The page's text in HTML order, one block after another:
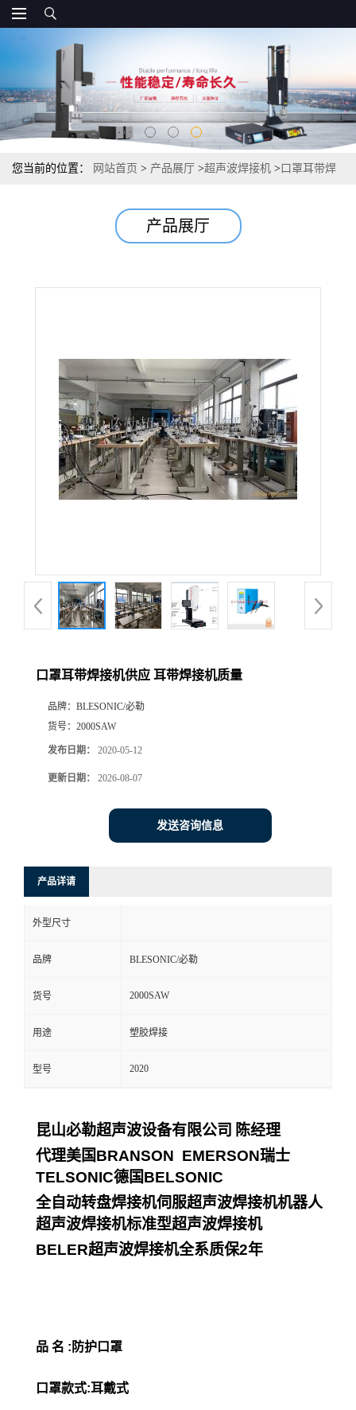
您当前的位置： 网站首页 > 产品展厅 >超声波焊接机 > 口罩耳带焊
产品展厅
口罩耳带焊接机供应 耳带焊接机质量
品牌： BLESONIC/必勒
货号： 2000SAW
发布日期： 2020-05-12
更新日期： 2026-08-07
发送咨询信息
产品详请
外型尺寸
品牌 BLESONIC/必勒
货号 2000SAW
用途 塑胶焊接
型号 2020
昆山必勒超声波设备有限公司 陈经理
代理美国BRANSON EMERSON瑞士
TELSONIC德国BELSONIC
全自动转盘焊接机伺服超声波焊接机机器人
超声波焊接机标准型超声波焊接机
BELER超声波焊接机全系质保2年
品 名 :防护口罩
口罩款式:耳戴式